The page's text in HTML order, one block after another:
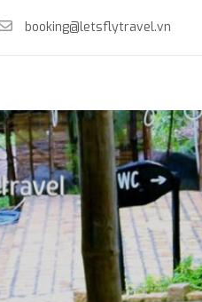
booking@letsflytravel.vn